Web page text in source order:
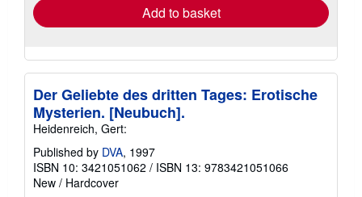
Add to basket
Der Geliebte des dritten Tages: Erotische
Mysterien. [Neubuch].
Heidenreich, Gert:
Published by DVA, 1997
ISBN 10: 3421051062 / ISBN 13: 9783421051066
New / Hardcover